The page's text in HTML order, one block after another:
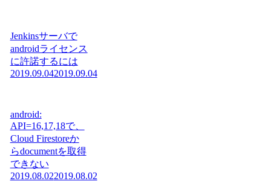
Jenkinsサーバで
androidライセンス
に許諾するには
2019.09.042019.09.04
android:
API=16,17,18で、
Cloud Firestoreか
らdocumentを取得
できない
2019.08.022019.08.02